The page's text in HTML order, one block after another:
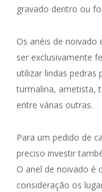
gravado dentro ou
Os anéis de
ser exclusivamente
utilizar lindas pedras
turmalina, ametista,
entre várias outras.
Para um pedido de
preciso investir
O anel de noivado é
consideração os